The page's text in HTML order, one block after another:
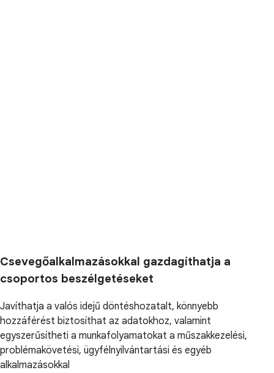
Csevegőalkalmazásokkal gazdagíthatja a
csoportos beszélgetéseket
Javíthatja a valós idejű döntéshozatalt, könnyebb
hozzáférést biztosíthat az adatokhoz, valamint
egyszerűsítheti a munkafolyamatokat a műszakkezelési,
problémakövetési, ügyfélnyilvántartási és egyéb
alkalmazásokkal